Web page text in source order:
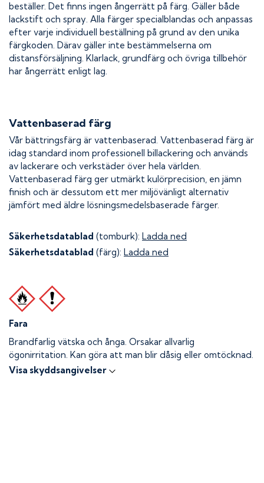
beställer. Det finns ingen ångerrätt på färg. Gäller både
lackstift och spray. Alla färger specialblandas och anpassas
efter varje individuell beställning på grund av den unika
färgkoden. Därav gäller inte bestämmelserna om
distansförsäljning. Klarlack, grundfärg och övriga tillbehör
har ångerrätt enligt lag.
Vattenbaserad färg
Vår bättringsfärg är vattenbaserad. Vattenbaserad färg är
idag standard inom professionell billackering och används
av lackerare och verkstäder över hela världen.
Vattenbaserad färg ger utmärkt kulörprecision, en jämn
finish och är dessutom ett mer miljövänligt alternativ
jämfört med äldre lösningsmedelsbaserade färger.
Säkerhetsdatablad (tomburk): Ladda ned
Säkerhetsdatablad (färg): Ladda ned
Fara
Brandfarlig vätska och ånga. Orsakar allvarlig
ögonirritation. Kan göra att man blir dåsig eller omtöcknad.
Visa skyddsangivelser